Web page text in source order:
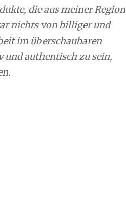
die aus meiner Region
nichts von billiger und
im überschaubaren
authentisch zu sein,
.